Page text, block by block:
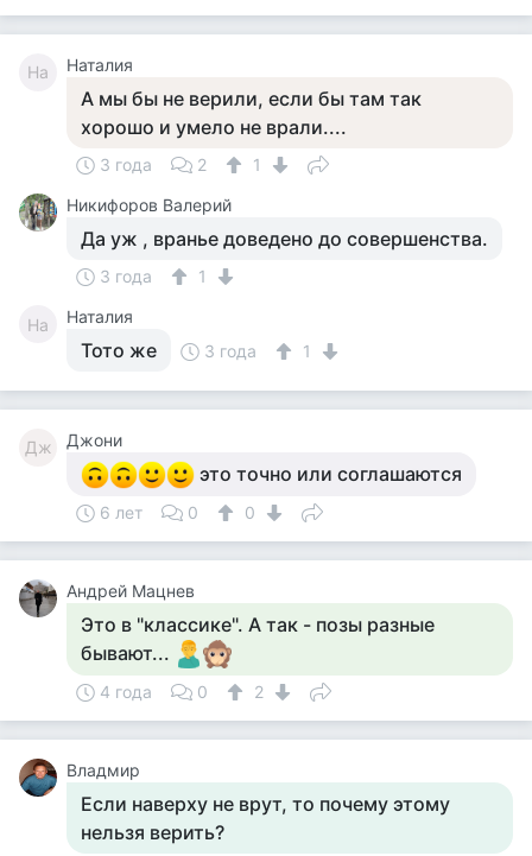
На Наталия
А мы бы не верили, если бы там так
хорошо и умело не врали....
3 года 2
1
Никифоров Валерий
Да уж , вранье доведено до совершенства.
3 года 1
На Наталия
Тото же 3 года 1
Дж Джони
это точно или соглашаются
6 лет 0 0
Андрей Мацнев
Это в "классике". А так - позы разные
бывают...
4 года 0 2
Владмир
Если наверху не врут, то почему этому
нельзя верить?